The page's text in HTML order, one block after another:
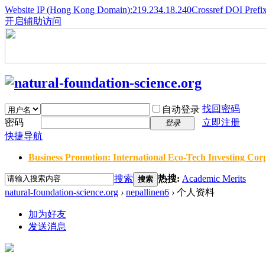
Website IP (Hong Kong Domain):219.234.18.240Crossref DOI
开启辅助访问
自动登录 找回密码
密码
登录
立即注册
快捷导航
Business Promotion: International Eco-Tech Investing
搜索 搜索 热搜: Academic Merits
natural-foundation-science.org › nepallinen6 › 个人资料
加为好友
发送消息